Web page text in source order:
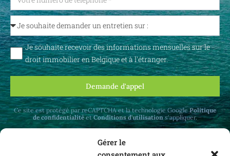
Gérer le
Je souhaite recevoir des informations mensuelles sur le
droit immobilier en Belgique et à l'étranger.
Demande d'appel
Ce site est protégé par reCAPTCHA et la technologie GooglePolitique
de confidentialitéetConditions d'utilisation s'appliquer.